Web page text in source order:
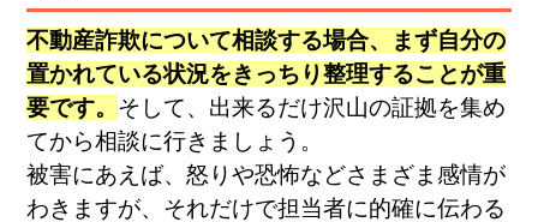
不動産詐欺について相談する場合、まず自分の
置かれている状況をきっちり整理することが重
要です。 そして、出来るだけ沢山の証拠を集め
てから相談に行きましょう。
被害にあえば、怒りや恐怖などさまざま感情が
わきますが、それだけで担当者に的確に伝わる